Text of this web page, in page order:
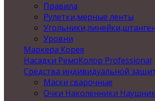
Правила
Рулетки,мерные ленты
Уровни
Маркера Корея
Насадки РемоКолор Professional
Средства индивидуальной
Маски сварочные
Очки Наколенники